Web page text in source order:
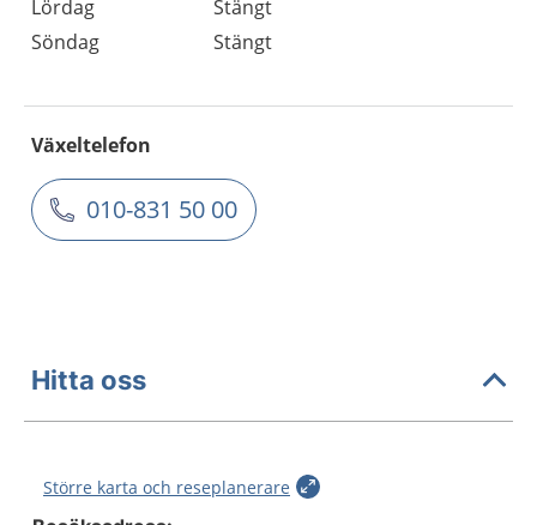
Lördag
Stängt
Söndag
Stängt
Växeltelefon
010-831 50 00
Hitta oss
Större karta och reseplanerare